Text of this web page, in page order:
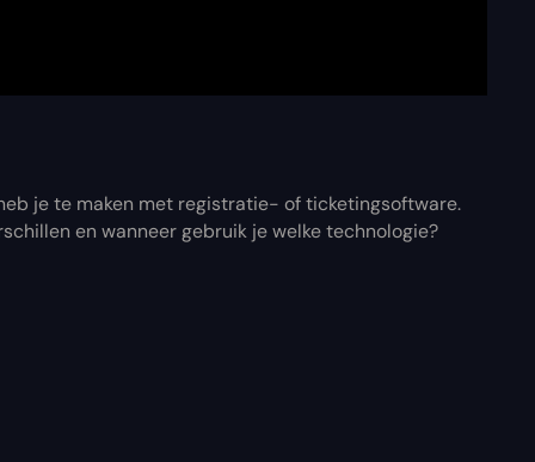
je te maken met registratie- of ticketingsoftware.
en wanneer gebruik je welke technologie?